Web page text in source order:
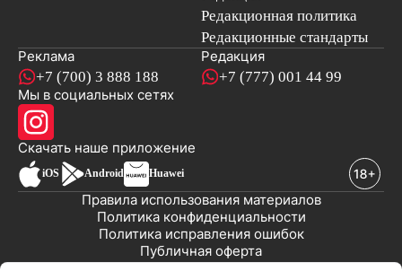
Редакционная политика
Редакционные стандарты
Реклама
+7 (700) 3 888 188
Редакция
+7 (777) 001 44 99
Мы в социальных сетях
Скачать наше приложениеновостей
iOS Android Huawei
Публичная оферта
Политика исправления ошибок
Политика конфиденциальности
Правила использования материалов